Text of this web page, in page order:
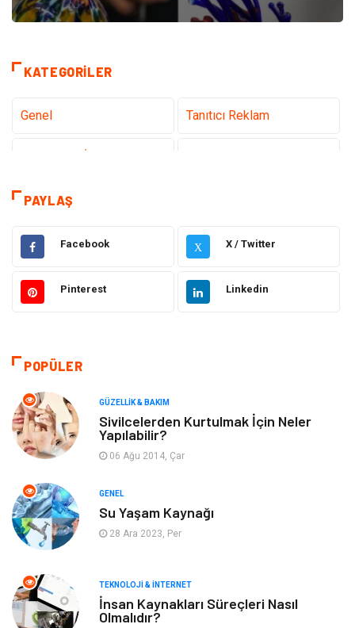
KATEGORILER
Genel Tanıtıcı Reklam
Teknoloji & İnternet
Eğitim & Kariyer
Gündem Hukuk
Moda Sağlıklı Yaşam
Bilgisayar & Yazılım
Makine
Giyim
Yeme & İçme
Keyif & Hobi Organizasyon
Gayrimenkul Spor
PAYLAŞ
Facebook X X / Twitter
Pinterest Linkedin
POPÜLER
GÜZELLIK & BAKIM
Sivilcelerden Kurtulmak İçin Neler
Yapılabilir?
06 Ağu 2014, Çar
GENEL
Su Yaşam Kaynağı
28 Ara 2023, Per
TEKNOLOJI & İNTERNET
İnsan Kaynakları Süreçleri Nasıl
Olmalıdır?